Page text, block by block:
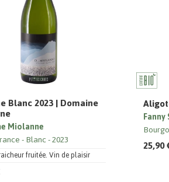
Blanc 2023 | Domaine
fruitée. Vin de plaisir
Miolanne
Blanc 2023
Fanny
25,90